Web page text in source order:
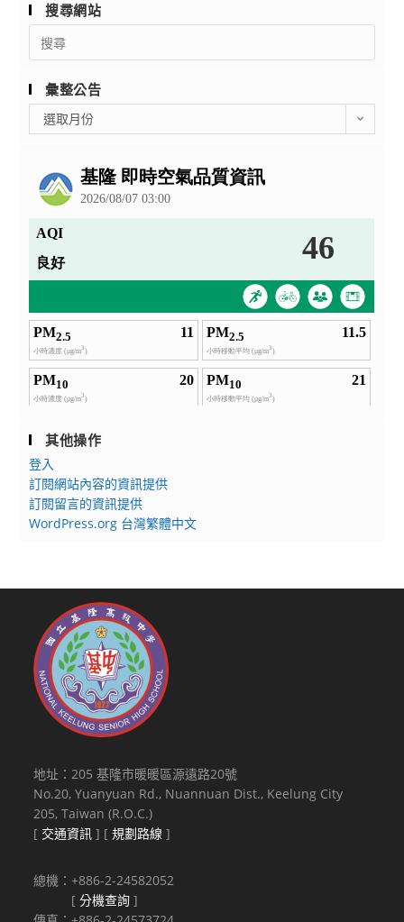
搜尋網站
Search
for:
彙整公告
整
選取月份
其他操作
登入
訂閱網站內容的資訊提供
訂閱留言的資訊提供
WordPress.org 台灣繁體中文
地址：205 基隆市暖暖區源遠路20號
No.20, Yuanyuan Rd., Nuannuan Dist., Keelung City
205, Taiwan (R.O.C.)
[ 交通資訊 ] [規劃路線 ]
總機：+886-2-24582052
[分機查詢 ]